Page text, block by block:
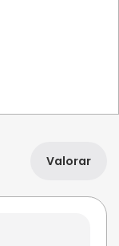
Valorar